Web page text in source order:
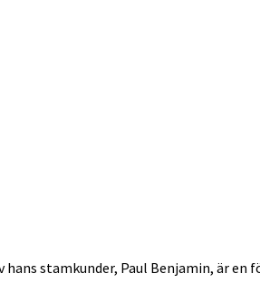
stamkunder, Paul Benjamin, är en